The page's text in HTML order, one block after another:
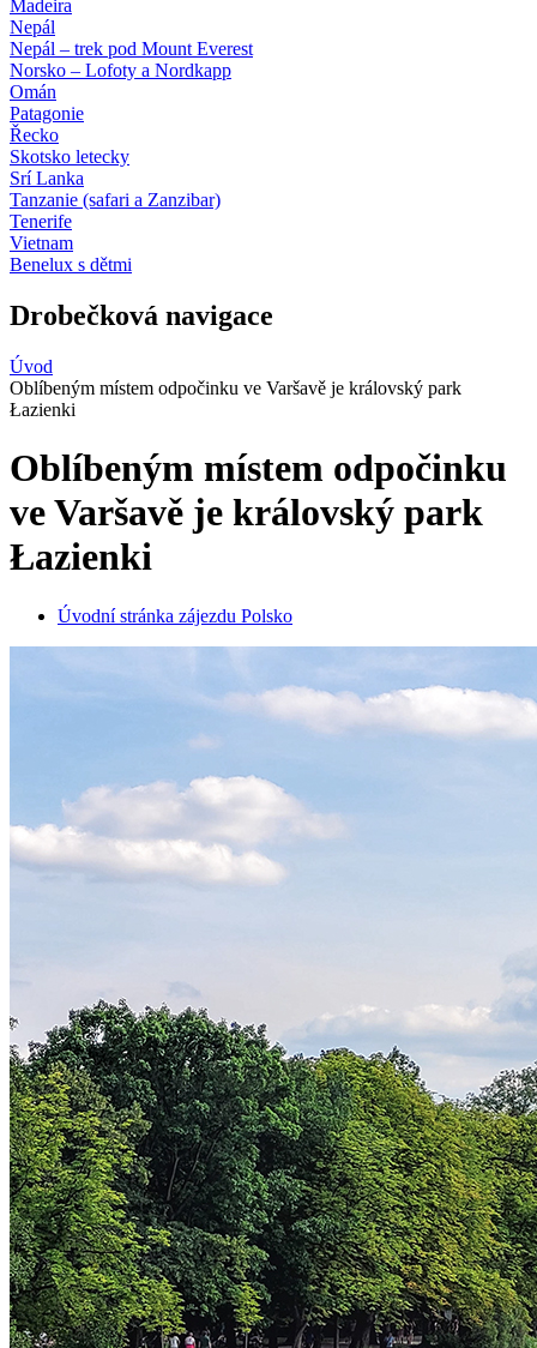
Madeira
Nepál
Nepál – trek pod Mount Everest
Norsko – Lofoty a Nordkapp
Omán
Patagonie
Řecko
Skotsko letecky
Srí Lanka
Tanzanie (safari a Zanzibar)
Tenerife
Vietnam
Benelux s dětmi
Drobečková navigace
Úvod
Oblíbeným místem odpočinku ve Varšavě je královský park
Łazienki
Oblíbeným místem odpočinku
ve Varšavě je královský park
Łazienki
Úvodní stránka zájezdu Polsko